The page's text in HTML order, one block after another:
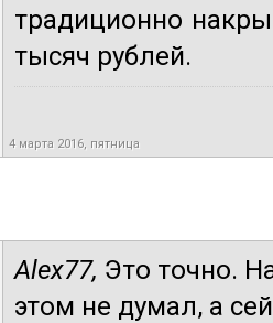
традиционно
тысяч рублей.
4 марта 2016, пятница
Alex77, Это точно.
этом не думал, а